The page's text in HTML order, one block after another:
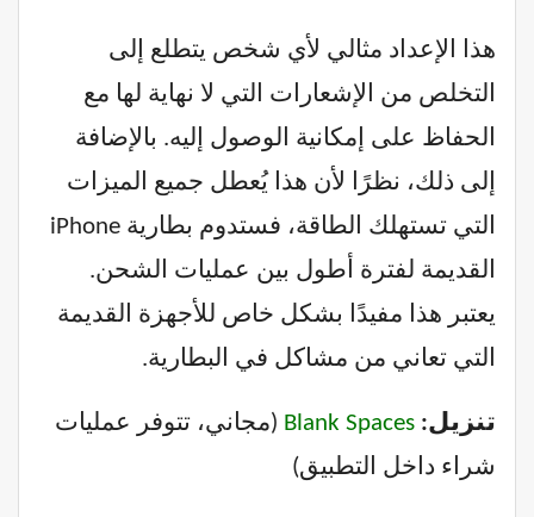
هذا الإعداد مثالي لأي شخص يتطلع إلى
التخلص من الإشعارات التي لا نهاية لها مع
الحفاظ على إمكانية الوصول إليه. بالإضافة
إلى ذلك، نظرًا لأن هذا يُعطل جميع الميزات
التي تستهلك الطاقة، فستدوم بطارية iPhone
القديمة لفترة أطول بين عمليات الشحن.
يعتبر هذا مفيدًا بشكل خاص للأجهزة القديمة
التي تعاني من مشاكل في البطارية.
تنزيل: Blank Spaces (مجاني، تتوفر عمليات
شراء داخل التطبيق)